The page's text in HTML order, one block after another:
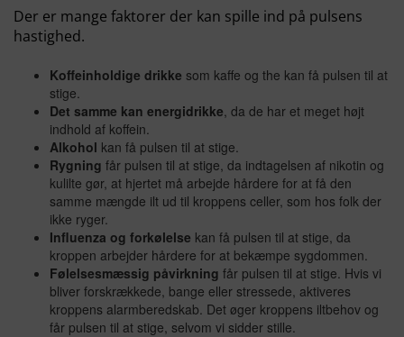
Der er mange faktorer der kan spille ind på pulsens
hastighed.
Koffeinholdige drikke som kaffe og the kan få pulsen til at
stige.
Det samme kan energidrikke, da de har et meget højt
indhold af koffein.
Alkohol kan få pulsen til at stige.
Rygning får pulsen til at stige, da indtagelsen af nikotin og
kulilte gør, at hjertet må arbejde hårdere for at få den
samme mængde ilt ud til kroppens celler, som hos folk der
ikke ryger.
Influenza og forkølelse kan få pulsen til at stige, da
kroppen arbejder hårdere for at bekæmpe sygdommen.
Følelsesmæssig påvirkning får pulsen til at stige. Hvis vi
bliver forskrækkede, bange eller stressede, aktiveres
kroppens alarmberedskab. Det øger kroppens iltbehov og
får pulsen til at stige, selvom vi sidder stille.